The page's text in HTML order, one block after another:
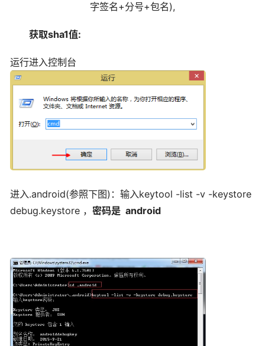
字签名+分号+包名),
获取sha1值:
运行进入控制台
进入.android(参照下图)：输入keytool -list -v -keystore
debug.keystore ， 密码是 android